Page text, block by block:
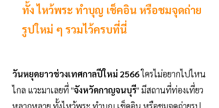
ทั้ง ไหว้พระ ทำบุญ เช็คอิน หรือชมจุดถ่าย
รูปใหม่ ๆ รวมไว้ครบที่นี่
วันหยุดยาวช่วงเทศกาลปีใหม่ 2566ใครไม่อยากไปไหน
ไกล แวะมาเลยที่ "จังหวัดกาญจนบุรี" มีสถานที่ท่องเที่ยว